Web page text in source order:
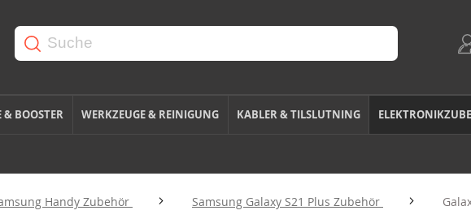
& BOOSTER WERKZEUGE & REINIGUNG KABLER & TILSLUTNING
Handy Zubehör Samsung Galaxy S21 Plus Zubehör